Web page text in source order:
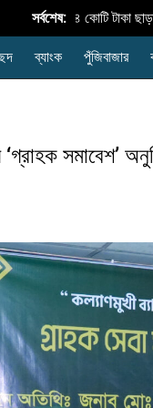
সর্বশেষ:
৪২,৮৩৪ কোটি টাকা ছাড়াল:
ব্যাংক পুঁজিবাজার
সমাবেশ’